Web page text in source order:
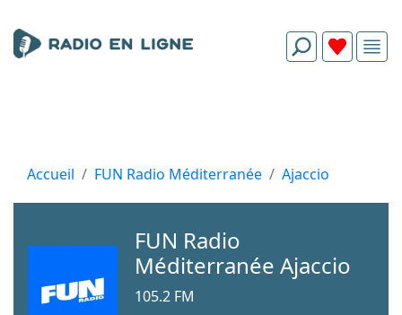
Accueil FUN Radio Méditerranée Ajaccio
FUN Radio
Méditerranée Ajaccio
105.2 FM